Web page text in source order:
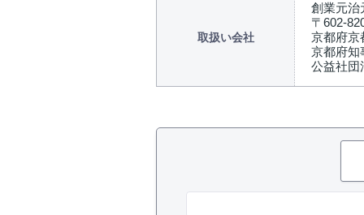
取扱い会社
創業元治
〒602-
京都府京
京都府知
公益社団